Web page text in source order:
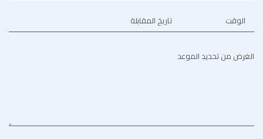
تاريخ المقابلة الوقت
الغرض من تحديد الموعد